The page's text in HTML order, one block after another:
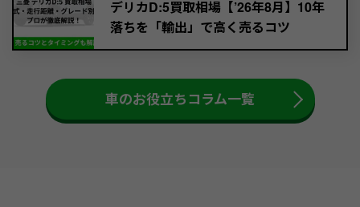
デリカD:5買取相場【’26年8月】10年
落ちを「輸出」で高く売るコツ
車のお役立ちコラム一覧